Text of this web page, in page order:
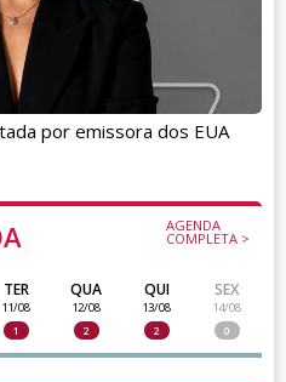
AGENDA
COMPLETA >
TER
11/08
1
QUA
12/08
2
QUI
13/08
2
SEX
14/08
0
por emissora dos EUA